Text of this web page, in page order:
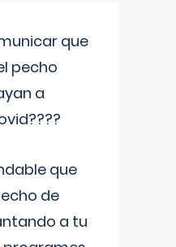
que
pecho
a
que
de
a tu